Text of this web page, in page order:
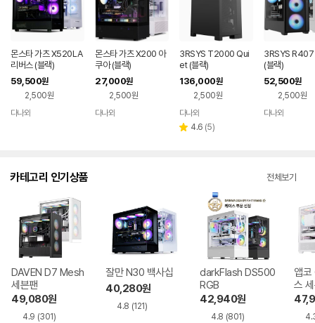
몬스타 가츠 X520LA
리버스 (블랙)
59,500원
2,500원
다나와
몬스타 가츠 X200 아
쿠아 (블랙)
27,000원
2,500원
다나와
3RSYS T2000 Qui
et (블랙)
136,000원
2,500원
페이
다나와
별 4.6 리
(5)
3RSYS R407
(블랙)
52,500원
2,500원
다나와
카테고리 인기상품 전체보기
DAVEN D7 Mesh
세븐팬
49,080원
4.9 (301)
잘만 N30 백사십
40,280원
4.8 (121)
darkFlash DS500
RGB
42,940원
4.8 (801)
앱코
스